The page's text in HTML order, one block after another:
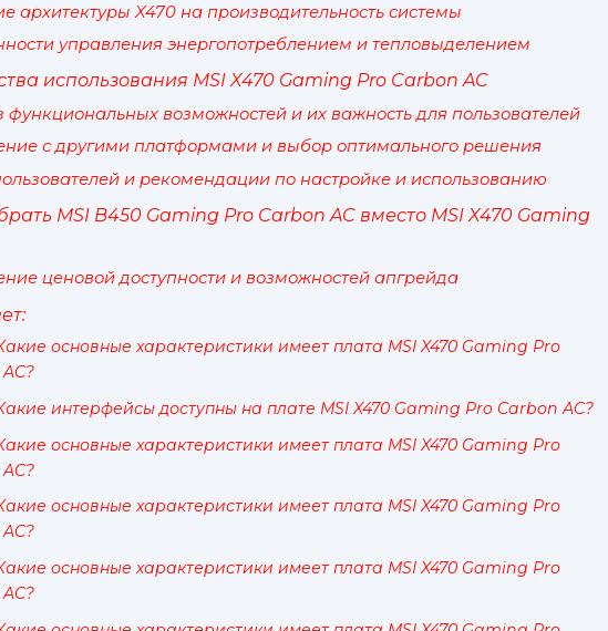
архитектуры X470 на производительность системы
управления энергопотреблением и тепловыделением
использования MSI X470 Gaming Pro Carbon AC
функциональных возможностей и их важность для пользователей
с другими платформами и выбор оптимального решения
и рекомендации по настройке и использованию
MSI B450 Gaming Pro Carbon AC вместо MSI X470 Gaming
ценовой доступности и возможностей апгрейда
основные характеристики имеет плата MSI X470 Gaming Pro
интерфейсы доступны на плате MSI X470 Gaming Pro Carbon AC?
основные характеристики имеет плата MSI X470 Gaming Pro
основные характеристики имеет плата MSI X470 Gaming Pro
основные характеристики имеет плата MSI X470 Gaming Pro